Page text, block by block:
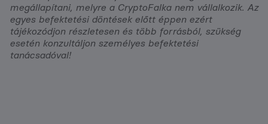
megállapítani, melyre a CryptoFalka nem vállalkozik. Az
egyes befektetési döntések előtt éppen ezért
tájékozódjon részletesen és több forrásból, szükség
esetén konzultáljon személyes befektetési
tanácsadóval!